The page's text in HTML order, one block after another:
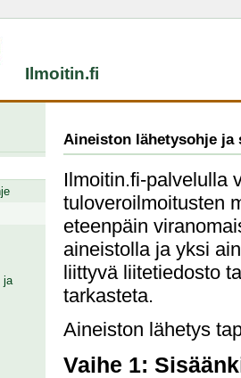
Ilmoitin.fi
ja
Aineiston lähetysohje ja
Ilmoitin.fi-palvelulla
tuloveroilmoitusten
eteenpäin
aineistolla ja yksi
liittyvä liitetiedosto
tarkasteta.
Aineiston lähetys
Vaihe 1: